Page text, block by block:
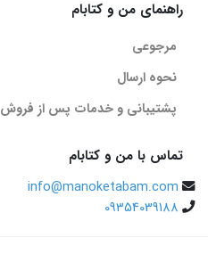
راهنمای من و کتابام
مرجوعی
نحوه ارسال
پشتیبانی و خدمات پس از فروش
تماس با من و کتابام
info@manoketabam.com
09354039188